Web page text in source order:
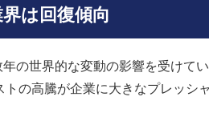
は回復傾向
の世界的な変動の影響を受けて
トの高騰が企業に大きなプレッシ